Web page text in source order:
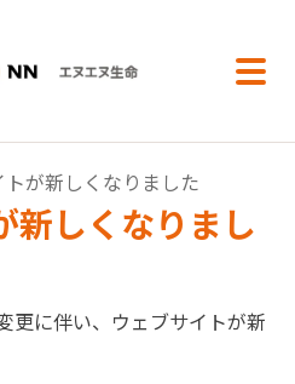
が新しくなりました
新しくなりまし
更に伴い、ウェブサイトが新